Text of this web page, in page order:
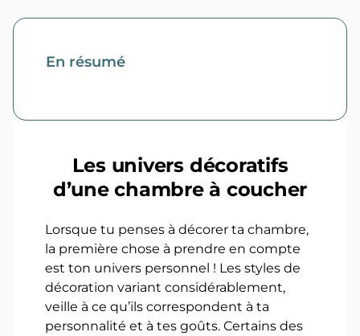
En résumé
Les univers décoratifs
d’une chambre à coucher
Lorsque tu penses à décorer ta chambre,
la première chose à prendre en compte
est ton univers personnel ! Les styles de
décoration variant considérablement,
veille à ce qu’ils correspondent à ta
personnalité et à tes goûts. Certains des